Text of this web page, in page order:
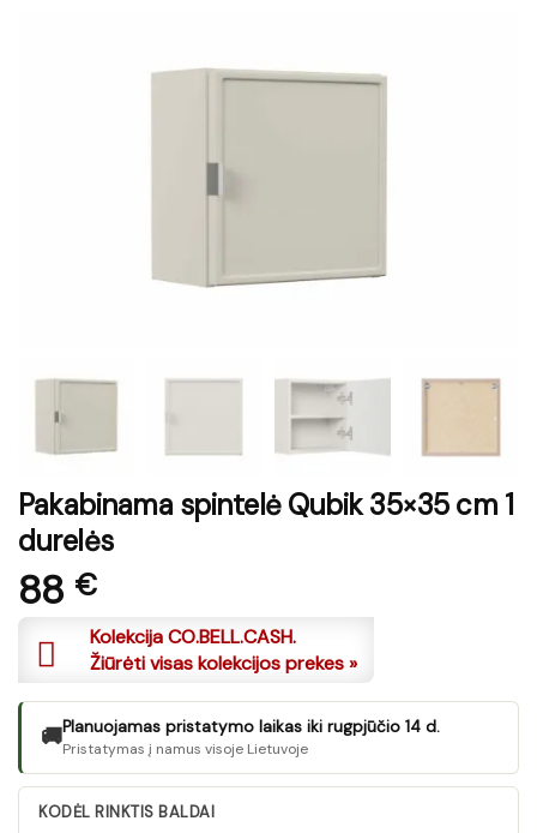
Pakabinama spintelė Qubik 35×35 cm 1
durelės
88 €
Kolekcija CO.BELL.CASH.
Žiūrėti visas kolekcijos prekes »
🚚Planuojamas pristatymo laikas iki rugpjūčio 14 d.
Pristatymas į namus visoje Lietuvoje
KODĖL RINKTIS BALDAI